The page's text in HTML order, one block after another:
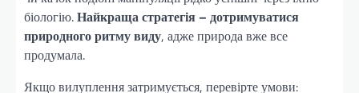
біологію.Найкраща стратегія – дотримуватися
природного ритму виду, адже природа вже все
продумала.
Якщо вилуплення затримується, перевірте умови: